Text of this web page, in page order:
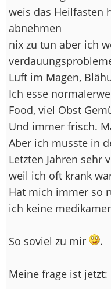
weis das Heilfasten
abnehmen
nix zu tun aber ich
Luft im Magen,
Ich esse
Food, viel Obst
Und immer frisch.
Aber ich musste in
Letzten Jahren sehr
weil ich oft krank
Hat mich immer so
ich keine
So soviel zu mir .
Meine frage ist jetzt: